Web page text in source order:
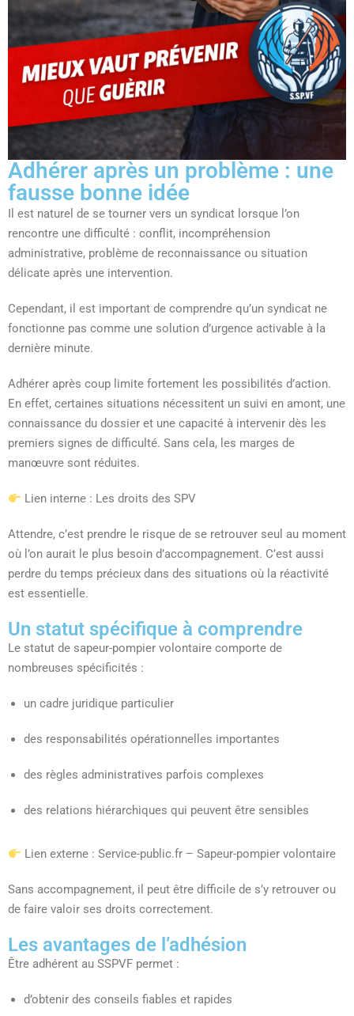
Adhérer après un problème : une
fausse bonne idée
Il est naturel de se tourner vers un syndicat lorsque l’on
rencontre une difficulté : conflit, incompréhension
administrative, problème de reconnaissance ou situation
délicate après une intervention.
Cependant, il est important de comprendre qu’un syndicat ne
fonctionne pas comme une solution d’urgence activable à la
dernière minute.
Adhérer après coup limite fortement les possibilités d’action.
En effet, certaines situations nécessitent un suivi en amont, une
connaissance du dossier et une capacité à intervenir dès les
premiers signes de difficulté. Sans cela, les marges de
manœuvre sont réduites.
Lien interne : Les droits des SPV
Attendre, c’est prendre le risque de se retrouver seul au moment
où l’on aurait le plus besoin d’accompagnement. C’est aussi
perdre du temps précieux dans des situations où la réactivité
est essentielle.
Un statut spécifique à comprendre
Le statut de sapeur-pompier volontaire comporte de
nombreuses spécificités :
un cadre juridique particulier
des responsabilités opérationnelles importantes
des règles administratives parfois complexes
des relations hiérarchiques qui peuvent être sensibles
Lien externe : Service-public.fr – Sapeur-pompier volontaire
Sans accompagnement, il peut être difficile de s’y retrouver ou
de faire valoir ses droits correctement.
Les avantages de l’adhésion
Être adhérent au SSPVF permet :
d’obtenir des conseils fiables et rapides